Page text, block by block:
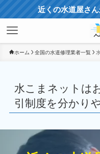
近くの水道屋さ
ホーム 全国の水道修理業者一覧
水こまネットは
引制度を分かり